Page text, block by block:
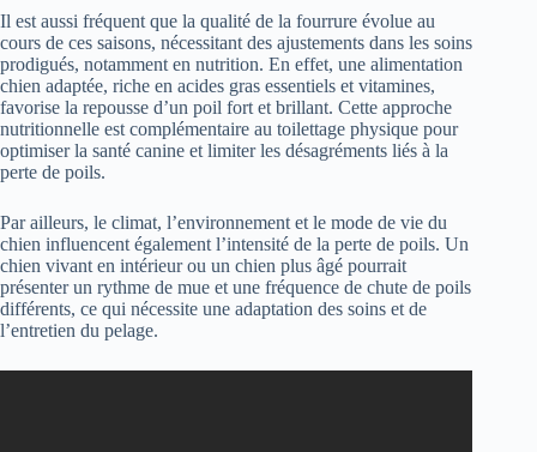
Il est aussi fréquent que la qualité de la fourrure évolue au
cours de ces saisons, nécessitant des ajustements dans les soins
prodigués, notamment en nutrition. En effet, une alimentation
chien adaptée, riche en acides gras essentiels et vitamines,
favorise la repousse d’un poil fort et brillant. Cette approche
nutritionnelle est complémentaire au toilettage physique pour
optimiser la santé canine et limiter les désagréments liés à la
perte de poils.
Par ailleurs, le climat, l’environnement et le mode de vie du
chien influencent également l’intensité de la perte de poils. Un
chien vivant en intérieur ou un chien plus âgé pourrait
présenter un rythme de mue et une fréquence de chute de poils
différents, ce qui nécessite une adaptation des soins et de
l’entretien du pelage.